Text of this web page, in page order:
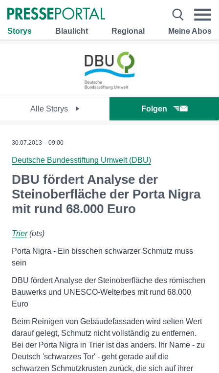
Storys Blaulicht Regional Meine Abos
Alle Storys Folgen
30.07.2013 – 09:00
Deutsche Bundesstiftung Umwelt (DBU)
DBU fördert Analyse der
Steinoberfläche der Porta Nigra
mit rund 68.000 Euro
Trier(ots)
Porta Nigra - Ein bisschen schwarzer Schmutz muss
sein
DBU fördert Analyse der Steinoberfläche des römischen
Bauwerks und UNESCO-Welterbes mit rund 68.000
Euro
Beim Reinigen von Gebäudefassaden wird selten Wert
darauf gelegt, Schmutz nicht vollständig zu entfernen.
Bei der Porta Nigra in Trier ist das anders. Ihr Name - zu
Deutsch 'schwarzes Tor' - geht gerade auf die
schwarzen Schmutzkrusten zurück, die sich auf ihrer